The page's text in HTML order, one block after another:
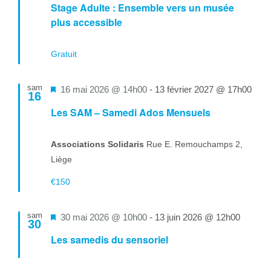
Stage Adulte : Ensemble vers un musée
plus accessible
avant
Gratuit
sam
16
Les SAM – Samedi Ados Mensuels
Mis
16 mai 2026 @ 14h00 - 13 février 2027 @ 17h00
Associations Solidaris Rue E. Remouchamps 2,
Liège
€150
sam
30
Les samedis du sensoriel
Mis
30 mai 2026 @ 10h00 - 13 juin 2026 @ 12h00